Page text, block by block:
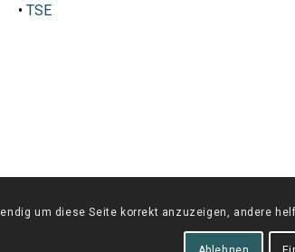
• TSE
um diese Seite korrekt anzuzeigen, andere